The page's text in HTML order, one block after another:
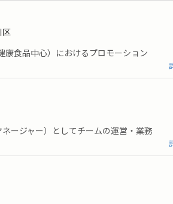
区
康食品中心）におけるプロモーション
ージャー）としてチームの運営・業務